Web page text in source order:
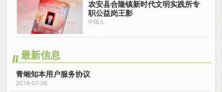
农安县合隆镇新时代文明实践所专
职公益岗王影
中国人
最新信息
青缃知本用户服务协议
2018-07-26